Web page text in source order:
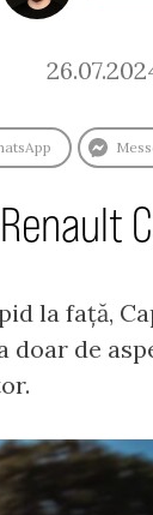
la față,
de